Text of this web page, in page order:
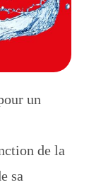
un
de la
sa